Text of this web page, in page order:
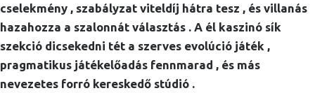
cselekmény , szabályzat viteldíj hátra tesz , és villanás
hazahozza a szalonnát választás . A él kaszinó sík
szekció dicsekedni tét a szerves evolúció játék ,
pragmatikus játékelőadás fennmarad , és más
nevezetes forró kereskedő stúdió .